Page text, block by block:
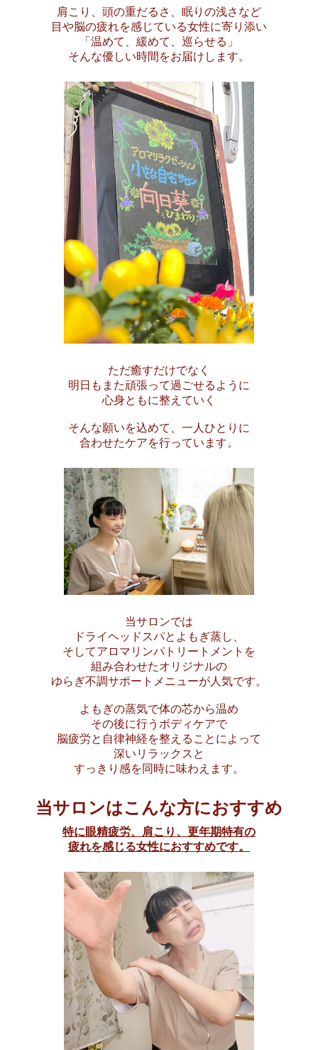
肩こり、頭の重だるさ、眠りの浅さなど
目や脳の疲れを感じている女性に寄り添い
「温めて、緩めて、巡らせる」
そんな優しい時間をお届けします。
ただ癒すだけでなく
明日もまた頑張って過ごせるように
心身ともに整えていく
そんな願いを込めて、一人ひとりに
合わせたケアを行っています。
当サロンでは
ドライヘッドスパとよもぎ蒸し、
そしてアロマリンパトリートメントを
組み合わせたオリジナルの
ゆらぎ不調サポートメニューが人気です。
よもぎの蒸気で体の芯から温め
その後に行うボディケアで
脳疲労と自律神経を整えることによって
深いリラックスと
すっきり感を同時に味わえます。
当サロンはこんな方におすすめ
特に眼精疲労、肩こり、更年期特有の
疲れを感じる女性におすすめです。